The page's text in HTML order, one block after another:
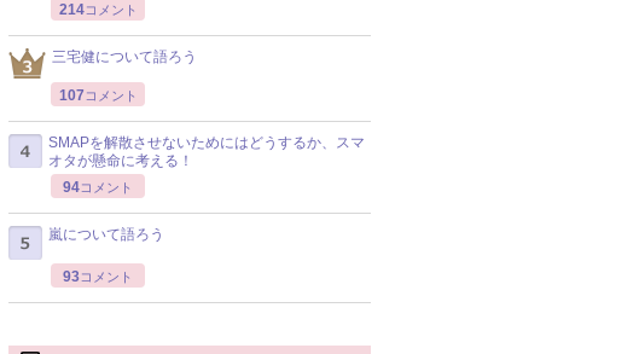
214コメント
三宅健について語ろう
107 コメント
SMAPを解散させないためにはどうするか、スマ
オタが懸命に考える！
94コメント
嵐について語ろう
93コメント